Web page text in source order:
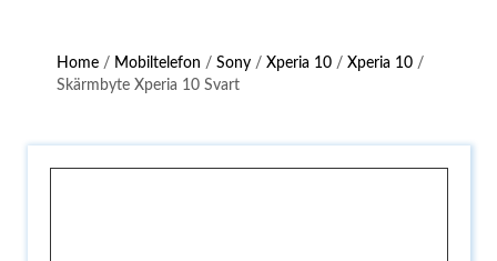
Home / Mobiltelefon /Sony /Xperia 10 /Xperia 10 /
Skärmbyte Xperia 10 Svart